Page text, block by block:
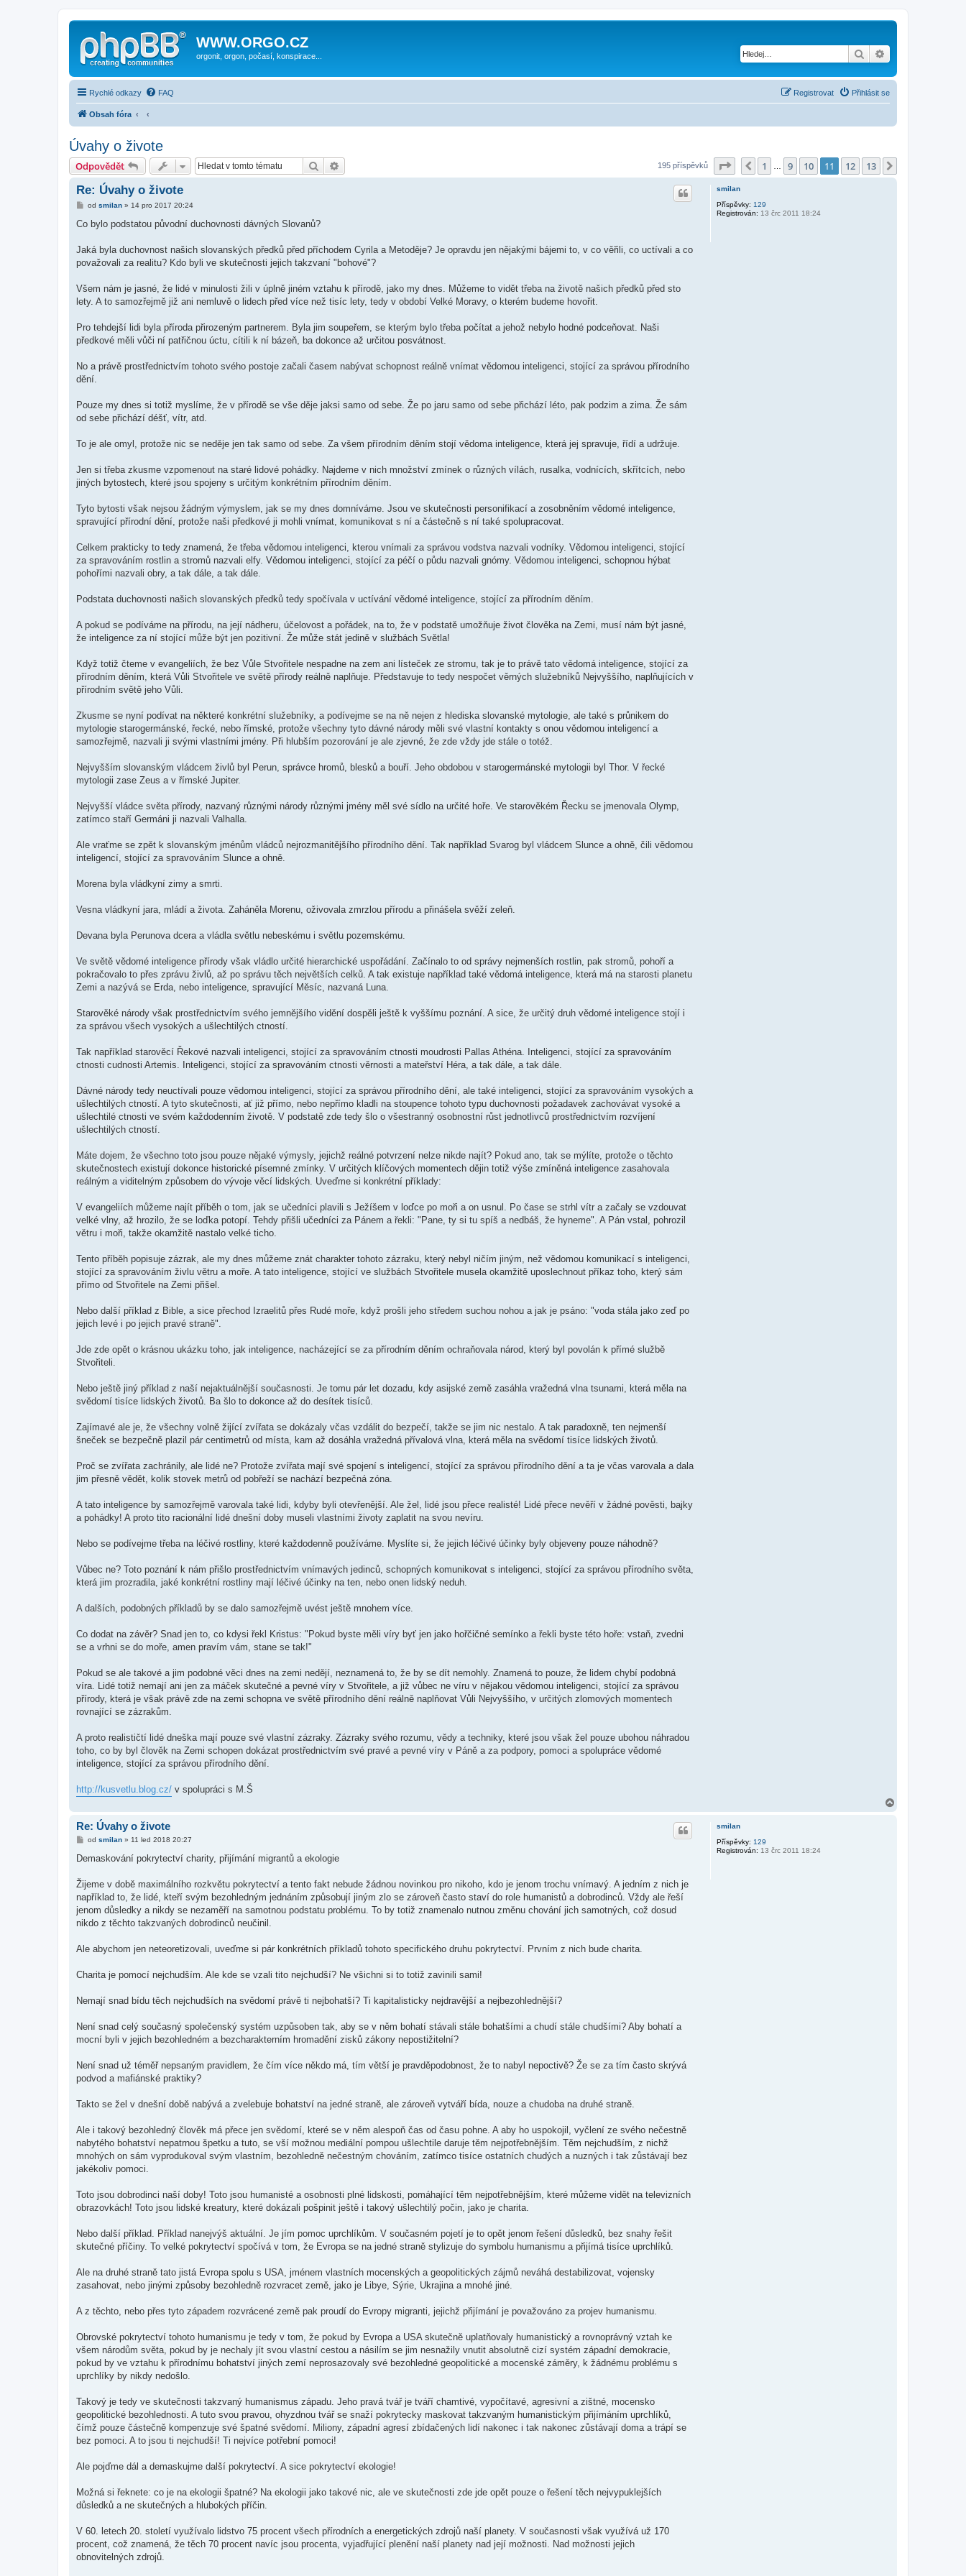
WWW.ORGO.CZ
orgonit, orgon, počasí, konspirace... Hledat
Rychlé odkazy FAQ Přihlásit se
Registrovat
Obsah fóra
Úvahy o živote
Odpovědět Hledat 195 příspěvků Stránka 13
Předchozí
1 9 10 11 12 13
smilan
Příspěvky: 129
Registrován: 13 črc 2011 18:24
Re: Úvahy o živote
P
í
ě
e
od smilan» 14 pro 2017 20:24
Co bylo podstatou původní duchovnosti dávných Slovanů?
Jaká byla duchovnost našich slovanských předků před příchodem Cyrila a Metoděje? Je opravdu jen nějakými bájemi to, v co věřili, co uctívali a co
považovali za realitu? Kdo byli ve skutečnosti jejich takzvaní "bohové"?
Všem nám je jasné, že lidé v minulosti žili v úplně jiném vztahu k přírodě, jako my dnes. Můžeme to vidět třeba na životě našich předků před sto
lety. A to samozřejmě již ani nemluvě o lidech před více než tisíc lety, tedy v období Velké Moravy, o kterém budeme hovořit.
Pro tehdejší lidi byla příroda přirozeným partnerem. Byla jim soupeřem, se kterým bylo třeba počítat a jehož nebylo hodné podceňovat. Naši
předkové měli vůči ní patřičnou úctu, cítili k ní bázeň, ba dokonce až určitou posvátnost.
No a právě prostřednictvím tohoto svého postoje začali časem nabývat schopnost reálně vnímat vědomou inteligenci, stojící za správou přírodního
dění.
Pouze my dnes si totiž myslíme, že v přírodě se vše děje jaksi samo od sebe. Že po jaru samo od sebe přichází léto, pak podzim a zima. Že sám
od sebe přichází déšť, vítr, atd.
To je ale omyl, protože nic se neděje jen tak samo od sebe. Za všem přírodním děním stojí vědoma inteligence, která jej spravuje, řídí a udržuje.
Jen si třeba zkusme vzpomenout na staré lidové pohádky. Najdeme v nich množství zmínek o různých vílách, rusalka, vodnících, skřítcích, nebo
jiných bytostech, které jsou spojeny s určitým konkrétním přírodním děním.
Tyto bytosti však nejsou žádným výmyslem, jak se my dnes domníváme. Jsou ve skutečnosti personifikací a zosobněním vědomé inteligence,
spravující přírodní dění, protože naši předkové ji mohli vnímat, komunikovat s ní a částečně s ní také spolupracovat.
Celkem prakticky to tedy znamená, že třeba vědomou inteligenci, kterou vnímali za správou vodstva nazvali vodníky. Vědomou inteligenci, stojící
za spravováním rostlin a stromů nazvali elfy. Vědomou inteligenci, stojící za péčí o půdu nazvali gnómy. Vědomou inteligenci, schopnou hýbat
pohořími nazvali obry, a tak dále, a tak dále.
Podstata duchovnosti našich slovanských předků tedy spočívala v uctívání vědomé inteligence, stojící za přírodním děním.
A pokud se podíváme na přírodu, na její nádheru, účelovost a pořádek, na to, že v podstatě umožňuje život člověka na Zemi, musí nám být jasné,
že inteligence za ní stojící může být jen pozitivní. Že může stát jedině v službách Světla!
Když totiž čteme v evangeliích, že bez Vůle Stvořitele nespadne na zem ani lísteček ze stromu, tak je to právě tato vědomá inteligence, stojící za
přírodním děním, která Vůli Stvořitele ve světě přírody reálně naplňuje. Představuje to tedy nespočet věrných služebníků Nejvyššího, naplňujících v
přírodním světě jeho Vůli.
Zkusme se nyní podívat na některé konkrétní služebníky, a podívejme se na ně nejen z hlediska slovanské mytologie, ale také s průnikem do
mytologie starogermánské, řecké, nebo římské, protože všechny tyto dávné národy měli své vlastní kontakty s onou vědomou inteligencí a
samozřejmě, nazvali ji svými vlastními jmény. Při hlubším pozorování je ale zjevné, že zde vždy jde stále o totéž.
Nejvyšším slovanským vládcem živlů byl Perun, správce hromů, blesků a bouří. Jeho obdobou v starogermánské mytologii byl Thor. V řecké
mytologii zase Zeus a v římské Jupiter.
Nejvyšší vládce světa přírody, nazvaný různými národy různými jmény měl své sídlo na určité hoře. Ve starověkém Řecku se jmenovala Olymp,
zatímco staří Germáni ji nazvali Valhalla.
Ale vraťme se zpět k slovanským jménům vládců nejrozmanitějšího přírodního dění. Tak například Svarog byl vládcem Slunce a ohně, čili vědomou
inteligencí, stojící za spravováním Slunce a ohně.
Morena byla vládkyní zimy a smrti.
Vesna vládkyní jara, mládí a života. Zaháněla Morenu, oživovala zmrzlou přírodu a přinášela svěží zeleň.
Devana byla Perunova dcera a vládla světlu nebeskému i světlu pozemskému.
Ve světě vědomé inteligence přírody však vládlo určité hierarchické uspořádání. Začínalo to od správy nejmenších rostlin, pak stromů, pohoří a
pokračovalo to přes zprávu živlů, až po správu těch největších celků. A tak existuje například také vědomá inteligence, která má na starosti planetu
Zemi a nazývá se Erda, nebo inteligence, spravující Měsíc, nazvaná Luna.
Starověké národy však prostřednictvím svého jemnějšího vidění dospěli ještě k vyššímu poznání. A sice, že určitý druh vědomé inteligence stojí i
za správou všech vysokých a ušlechtilých ctností.
Tak například starověcí Řekové nazvali inteligenci, stojící za spravováním ctnosti moudrosti Pallas Athéna. Inteligenci, stojící za spravováním
ctnosti cudnosti Artemis. Inteligenci, stojící za spravováním ctnosti věrnosti a mateřství Héra, a tak dále, a tak dále.
Dávné národy tedy neuctívali pouze vědomou inteligenci, stojící za správou přírodního dění, ale také inteligenci, stojící za spravováním vysokých a
ušlechtilých ctností. A tyto skutečnosti, ať již přímo, nebo nepřímo kladli na stoupence tohoto typu duchovnosti požadavek zachovávat vysoké a
ušlechtilé ctnosti ve svém každodenním životě. V podstatě zde tedy šlo o všestranný osobnostní růst jednotlivců prostřednictvím rozvíjení
ušlechtilých ctností.
Máte dojem, že všechno toto jsou pouze nějaké výmysly, jejichž reálné potvrzení nelze nikde najít? Pokud ano, tak se mýlíte, protože o těchto
skutečnostech existují dokonce historické písemné zmínky. V určitých klíčových momentech dějin totiž výše zmíněná inteligence zasahovala
reálným a viditelným způsobem do vývoje věcí lidských. Uveďme si konkrétní příklady:
V evangeliích můžeme najít příběh o tom, jak se učedníci plavili s Ježíšem v loďce po moři a on usnul. Po čase se strhl vítr a začaly se vzdouvat
velké vlny, až hrozilo, že se loďka potopí. Tehdy přišli učedníci za Pánem a řekli: "Pane, ty si tu spíš a nedbáš, že hyneme". A Pán vstal, pohrozil
větru i moři, takže okamžitě nastalo velké ticho.
Tento příběh popisuje zázrak, ale my dnes můžeme znát charakter tohoto zázraku, který nebyl ničím jiným, než vědomou komunikací s inteligenci,
stojící za spravováním živlu větru a moře. A tato inteligence, stojící ve službách Stvořitele musela okamžitě uposlechnout příkaz toho, který sám
přímo od Stvořitele na Zemi přišel.
Nebo další příklad z Bible, a sice přechod Izraelitů přes Rudé moře, když prošli jeho středem suchou nohou a jak je psáno: "voda stála jako zeď po
jejich levé i po jejich pravé straně".
Jde zde opět o krásnou ukázku toho, jak inteligence, nacházející se za přírodním děním ochraňovala národ, který byl povolán k přímé službě
Stvořiteli.
Nebo ještě jiný příklad z naší nejaktuálnější současnosti. Je tomu pár let dozadu, kdy asijské země zasáhla vražedná vlna tsunami, která měla na
svědomí tisíce lidských životů. Ba šlo to dokonce až do desítek tisíců.
Zajímavé ale je, že všechny volně žijící zvířata se dokázaly včas vzdálit do bezpečí, takže se jim nic nestalo. A tak paradoxně, ten nejmenší
šneček se bezpečně plazil pár centimetrů od místa, kam až dosáhla vražedná přívalová vlna, která měla na svědomí tisíce lidských životů.
Proč se zvířata zachránily, ale lidé ne? Protože zvířata mají své spojení s inteligencí, stojící za správou přírodního dění a ta je včas varovala a dala
jim přesně vědět, kolik stovek metrů od pobřeží se nachází bezpečná zóna.
A tato inteligence by samozřejmě varovala také lidi, kdyby byli otevřenější. Ale žel, lidé jsou přece realisté! Lidé přece nevěří v žádné pověsti, bajky
a pohádky! A proto tito racionální lidé dnešní doby museli vlastními životy zaplatit na svou nevíru.
Nebo se podívejme třeba na léčivé rostliny, které každodenně používáme. Myslíte si, že jejich léčivé účinky byly objeveny pouze náhodně?
Vůbec ne? Toto poznání k nám přišlo prostřednictvím vnímavých jedinců, schopných komunikovat s inteligenci, stojící za správou přírodního světa,
která jim prozradila, jaké konkrétní rostliny mají léčivé účinky na ten, nebo onen lidský neduh.
A dalších, podobných příkladů by se dalo samozřejmě uvést ještě mnohem více.
Co dodat na závěr? Snad jen to, co kdysi řekl Kristus: "Pokud byste měli víry byť jen jako hořčičné semínko a řekli byste této hoře: vstaň, zvedni
se a vrhni se do moře, amen pravím vám, stane se tak!"
Pokud se ale takové a jim podobné věci dnes na zemi nedějí, neznamená to, že by se dít nemohly. Znamená to pouze, že lidem chybí podobná
víra. Lidé totiž nemají ani jen za máček skutečné a pevné víry v Stvořitele, a již vůbec ne víru v nějakou vědomou inteligenci, stojící za správou
přírody, která je však právě zde na zemi schopna ve světě přírodního dění reálně naplňovat Vůli Nejvyššího, v určitých zlomových momentech
rovnající se zázrakům.
A proto realističtí lidé dneška mají pouze své vlastní zázraky. Zázraky svého rozumu, vědy a techniky, které jsou však žel pouze ubohou náhradou
toho, co by byl člověk na Zemi schopen dokázat prostřednictvím své pravé a pevné víry v Páně a za podpory, pomoci a spolupráce vědomé
inteligence, stojící za správou přírodního dění.
http://kusvetlu.blog.cz/ v spolupráci s M.Š
smilan
Příspěvky: 129
Registrován: 13 črc 2011 18:24
Re: Úvahy o živote
P
í
ě
v
e
k
od smilan» 11 led 2018 20:27
Demaskování pokrytectví charity, přijímání migrantů a ekologie
Žijeme v době maximálního rozkvětu pokrytectví a tento fakt nebude žádnou novinkou pro nikoho, kdo je jenom trochu vnímavý. A jedním z nich je
například to, že lidé, kteří svým bezohledným jednáním způsobují jiným zlo se zároveň často staví do role humanistů a dobrodinců. Vždy ale řeší
jenom důsledky a nikdy se nezaměří na samotnou podstatu problému. To by totiž znamenalo nutnou změnu chování jich samotných, což dosud
nikdo z těchto takzvaných dobrodinců neučinil.
Ale abychom jen neteoretizovali, uveďme si pár konkrétních příkladů tohoto specifického druhu pokrytectví. Prvním z nich bude charita.
Charita je pomocí nejchudším. Ale kde se vzali tito nejchudší? Ne všichni si to totiž zavinili sami!
Nemají snad bídu těch nejchudších na svědomí právě ti nejbohatší? Ti kapitalisticky nejdravější a nejbezohlednější?
Není snad celý současný společenský systém uzpůsoben tak, aby se v něm bohatí stávali stále bohatšími a chudí stále chudšími? Aby bohatí a
mocní byli v jejich bezohledném a bezcharakterním hromadění zisků zákony nepostižitelní?
Není snad už téměř nepsaným pravidlem, že čím více někdo má, tím větší je pravděpodobnost, že to nabyl nepoctivě? Že se za tím často skrývá
podvod a mafiánské praktiky?
Takto se žel v dnešní době nabývá a zvelebuje bohatství na jedné straně, ale zároveň vytváří bída, nouze a chudoba na druhé straně.
Ale i takový bezohledný člověk má přece jen svědomí, které se v něm alespoň čas od času pohne. A aby ho uspokojil, vyčlení ze svého nečestně
nabytého bohatství nepatrnou špetku a tuto, se vší možnou mediální pompou ušlechtile daruje těm nejpotřebnějším. Těm nejchudším, z nichž
mnohých on sám vyprodukoval svým vlastním, bezohledně nečestným chováním, zatímco tisíce ostatních chudých a nuzných i tak zůstávají bez
jakékoliv pomoci.
Toto jsou dobrodinci naší doby! Toto jsou humanisté a osobnosti plné lidskosti, pomáhající těm nejpotřebnějším, které můžeme vidět na televizních
obrazovkách! Toto jsou lidské kreatury, které dokázali pošpinit ještě i takový ušlechtilý počin, jako je charita.
Nebo další příklad. Příklad nanejvýš aktuální. Je jím pomoc uprchlíkům. V současném pojetí je to opět jenom řešení důsledků, bez snahy řešit
skutečné příčiny. To velké pokrytectví spočívá v tom, že Evropa se na jedné straně stylizuje do symbolu humanismu a přijímá tisíce uprchlíků.
Ale na druhé straně tato jistá Evropa spolu s USA, jménem vlastních mocenských a geopolitických zájmů neváhá destabilizovat, vojensky
zasahovat, nebo jinými způsoby bezohledně rozvracet země, jako je Libye, Sýrie, Ukrajina a mnohé jiné.
A z těchto, nebo přes tyto západem rozvrácené země pak proudí do Evropy migranti, jejichž přijímání je považováno za projev humanismu.
Obrovské pokrytectví tohoto humanismu je tedy v tom, že pokud by Evropa a USA skutečně uplatňovaly humanistický a rovnoprávný vztah ke
všem národům světa, pokud by je nechaly jít svou vlastní cestou a násilím se jim nesnažily vnutit absolutně cizí systém západní demokracie,
pokud by ve vztahu k přírodnímu bohatství jiných zemí neprosazovaly své bezohledné geopolitické a mocenské záměry, k žádnému problému s
uprchlíky by nikdy nedošlo.
Takový je tedy ve skutečnosti takzvaný humanismus západu. Jeho pravá tvář je tváří chamtivé, vypočítavé, agresivní a zištné, mocensko
geopolitické bezohlednosti. A tuto svou pravou, ohyzdnou tvář se snaží pokrytecky maskovat takzvaným humanistickým přijímáním uprchlíků,
čímž pouze částečně kompenzuje své špatné svědomí. Miliony, západní agresí zbídačených lidí nakonec i tak nakonec zůstávají doma a trápí se
bez pomoci. A to jsou ti nejchudší! Ti nejvíce potřební pomoci!
Ale pojďme dál a demaskujme další pokrytectví. A sice pokrytectví ekologie!
Možná si řeknete: co je na ekologii špatné? Na ekologii jako takové nic, ale ve skutečnosti zde jde opět pouze o řešení těch nejvypuklejších
důsledků a ne skutečných a hlubokých příčin.
V 60. letech 20. století využívalo lidstvo 75 procent všech přírodních a energetických zdrojů naší planety. V současnosti však využívá už 170
procent, což znamená, že těch 70 procent navíc jsou procenta, vyjadřující plenění naší planety nad její možnosti. Nad možnosti jejich
obnovitelných zdrojů.